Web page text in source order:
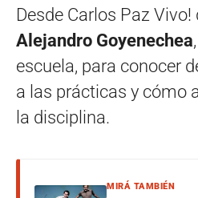
Desde Carlos Paz
Alejandro Goyenechea
escuela, para conocer
a las prácticas y cómo
la disciplina.
MIRÁ TAMBIÉN